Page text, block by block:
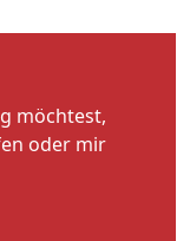
möchtest,
oder mir